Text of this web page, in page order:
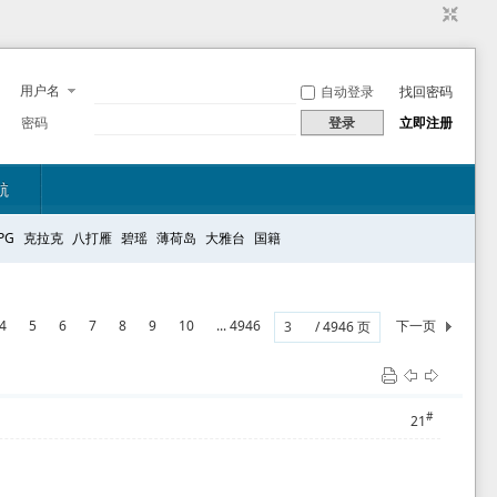
用户名 自动登录
找回密码
密码
登录 立即注册
克拉克 八打雁 碧瑶 薄荷岛 大雅台 国籍
5 6 7 8 9 10 ... 4946 / 4946 页 下一页
21#